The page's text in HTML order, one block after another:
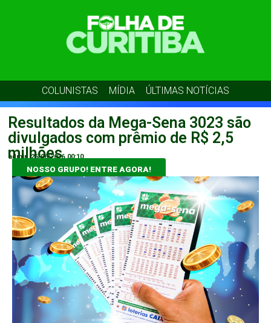
COLUNISTAS MÍDIA ÚLTIMAS NOTÍCIAS
Resultados da Mega-Sena 3023 são
divulgados com prêmio de R$ 2,5
milhões
admin 26/06/2026 00:10
NOSSO GRUPO! ENTRE AGORA!